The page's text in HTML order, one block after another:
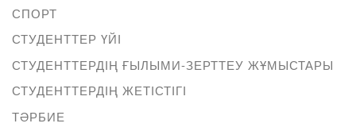
СПОРТ
СТУДЕНТТЕР ҮЙІ
СТУДЕНТТЕРДІҢ ҒЫЛЫМИ-ЗЕРТТЕУ ЖҰМЫСТАРЫ
СТУДЕНТТЕРДІҢ ЖЕТІСТІГІ
ТӘРБИЕ